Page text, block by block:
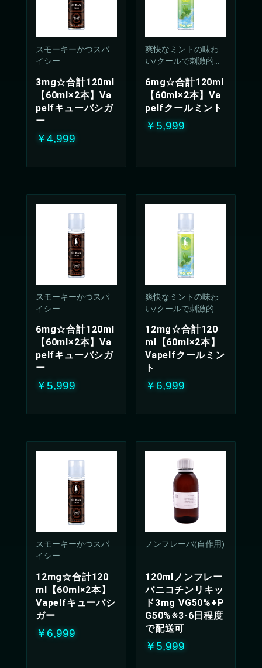
お買い物を続ける カートへ進む
スモーキーかつスパ
イシー
3mg☆合計120ml
【60ml×2本】Va
pelfキューバシガ
ー
￥4,999
爽快なミントの味わ
い/クールで刺激的な
G%)
6mg☆合計120ml
【60ml×2本】Va
pelfクールミント
￥5,999
スモーキーかつスパ
イシー
6mg☆合計120ml
【60ml×2本】Va
pelfキューバシガ
ー
￥5,999
爽快なミントの味わ
い/クールで刺激的な
G%)
12mg☆合計120
ml【60ml×2本】
Vapelfクールミン
ト
￥6,999
スモーキーかつスパ
イシー
12mg☆合計120
ml【60ml×2本】
Vapelfキューバシ
ガー
￥6,999
ノンフレーバ(自作用)
120mlノンフレー
バニコチンリキッ
ド3mg VG50%+P
G50%※3-6日程度
で配送可
￥5,999